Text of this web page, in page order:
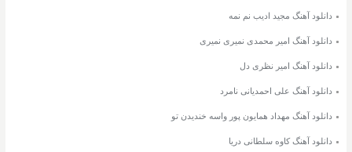
دانلود آهنگ مجید ادیب نم نمه
دانلود آهنگ امیر محمدی نمیری نمیری
دانلود آهنگ امیر نظری دل
دانلود آهنگ علی احمدیانی نامرد
دانلود آهنگ مهداد همایون پور واسه خندیدن تو
دانلود آهنگ کاوه سلطانی دریا